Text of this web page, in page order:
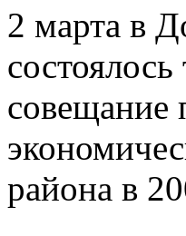
2 марта в
совещание
района в